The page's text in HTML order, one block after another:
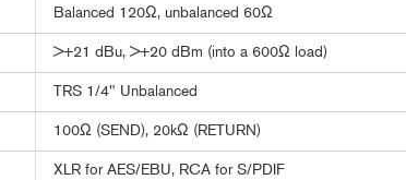
Balanced 120Ω, unbalanced 60Ω
>+21 dBu, >+20 dBm (into a 600Ω load)
TRS 1/4" Unbalanced
100Ω (SEND), 20kΩ (RETURN)
XLR for AES/EBU, RCA for S/PDIF